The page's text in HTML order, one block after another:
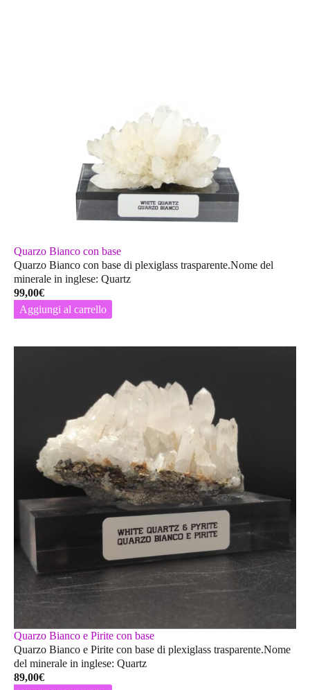
Quarzo Bianco con base
Quarzo Bianco con base di plexiglass trasparente.Nome del
minerale in inglese: Quartz
99,00€
Aggiungi al carrello
Quarzo Bianco e Pirite con base
Quarzo Bianco e Pirite con base di plexiglass trasparente.Nome
del minerale in inglese: Quartz
89,00€